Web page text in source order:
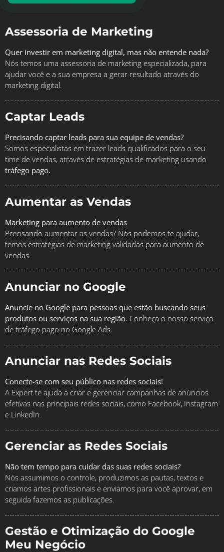
Assessoria de Marketing
Quer investir em marketing digital, mas não entende nada?
Nós temos uma assessoria de marketing especializada, para
ajudar você e a sua empresa a gerar resultado através do
marketing digital.
Captar Leads
Precisando captar leads para sua equipe de vendas?
Somos especialistas em trazer leads qualificados para o seu
time de vendas, através de estratégias de marketing usando
tráfego pago.
Aumentar as Vendas
Marketing para aumento de vendas
Precisando aumentar as vendas? Nós podemos te ajudar,
temos estratégias de marketing validadas para aumento de
vendas.
Anunciar no Google
Anuncie no Google para pessoas que estão buscando seus
produtos ou serviços na sua região. Conheça o nosso serviço
de tráfego pago no Google Ads.
Anunciar nas Redes Sociais
Conecte-se com seu público nas redes sociais!
A Expert te ajuda a criar e gerenciar campanhas de anúncios
efetivas nas principais redes sociais, como Facebook, Instagram
e LinkedIn.
Gerenciar as Redes Sociais
Não tem tempo para cuidar das suas redes sociais?
Nós assumimos o controle, produzimos as pautas, textos e
criamos artes profissionais e enviamos para você aprovar, em
seguida fazemos as publicações.
Gestão e Otimização do Google
Meu Negócio